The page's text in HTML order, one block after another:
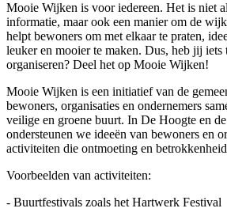
Mooie Wijken is voor iedereen. Het is niet
informatie, maar ook een manier om de
helpt bewoners om met elkaar te praten,
leuker en mooier te maken. Dus, heb jij
organiseren? Deel het op Mooie Wijken!
Mooie Wijken is een initiatief van de
bewoners, organisaties en ondernemers
veilige en groene buurt. In De Hoogte en
ondersteunen we ideeën van bewoners en
activiteiten die ontmoeting en
Voorbeelden van activiteiten:
- Buurtfestivals zoals het Hartwerk Festival